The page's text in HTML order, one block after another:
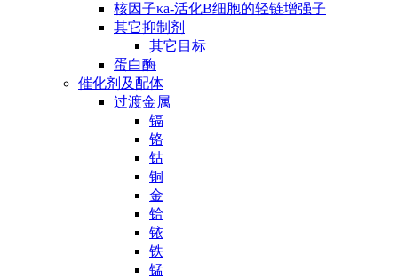
核因子κa-活化B细胞的轻链增强子
其它抑制剂
其它目标
蛋白酶
催化剂及配体
过渡金属
镉
铬
钴
铜
金
铪
铱
铁
锰